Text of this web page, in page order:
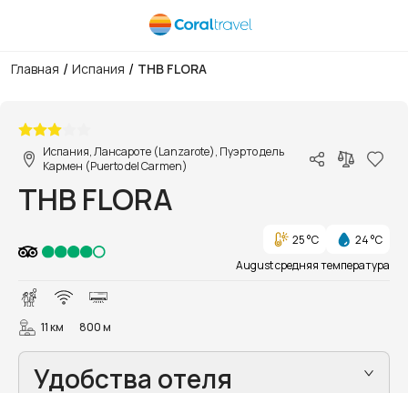
Главная / Испания / THB FLORA
Испания, Лансароте (Lanzarote), Пуэрто дель
Кармен (Puerto del Carmen)
THB FLORA
25 °C
24 °C
August средняя температура
11 км 800 м
Удобства отеля